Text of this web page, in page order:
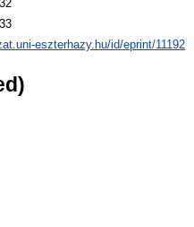
eszterhazy.hu/id/eprint/11192